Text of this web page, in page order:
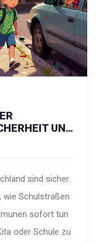
UND
sind sicher.
wie Schulstraßen
sofort tun
oder Schule zu